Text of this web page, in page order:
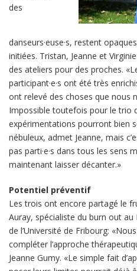
des
danseurs·euse·s, restent
initiées. Tristan, Jeanne et
des ateliers pour des proches.
participant·e·s ont été très
ont relevé des choses que nous
Impossible toutefois pour le trio
expérimentations pourront bien
nébuleux, admet Jeanne, mais
pas parti·e·s dans tous les sens
maintenant laisser décanter.»
Potentiel préventif
Les trois ont encore partagé le
Auray, spécialiste du burn out
de l’Université de Fribourg:
compléter l’approche
Jeanne Gumy. «Le simple fait